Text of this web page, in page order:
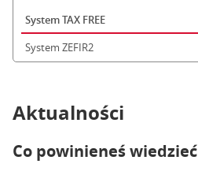
System TAX FREE
System ZEFIR2
Aktualności
Co powinieneś wiedzieć